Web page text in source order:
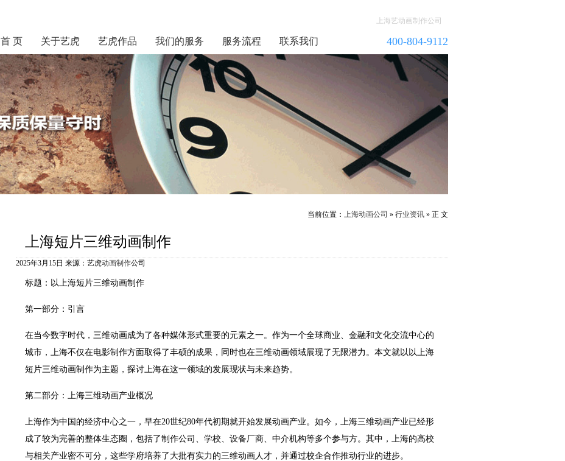
上海艺动画制作公司
首 页 关于艺虎 艺虎作品 我们的服务 服务流程 联系我们 400-804-9112
当前位置： 上海动画公司 » 行业资讯 » 正 文
上海短片三维动画制作
2025年3月15日 来源：艺虎动画制作公司
标题：以上海短片三维动画制作
第一部分：引言
在当今数字时代，三维动画成为了各种媒体形式重要的元素之一。作为一个全球商业、金融和文化交流中心的
城市，上海不仅在电影制作方面取得了丰硕的成果，同时也在三维动画领域展现了无限潜力。本文就以以上海
短片三维动画制作为主题，探讨上海在这一领域的发展现状与未来趋势。
第二部分：上海三维动画产业概况
上海作为中国的经济中心之一，早在20世纪80年代初期就开始发展动画产业。如今，上海三维动画产业已经形
成了较为完善的整体生态圈，包括了制作公司、学校、设备厂商、中介机构等多个参与方。其中，上海的高校
与相关产业密不可分，这些学府培养了大批有实力的三维动画人才，并通过校企合作推动行业的进步。